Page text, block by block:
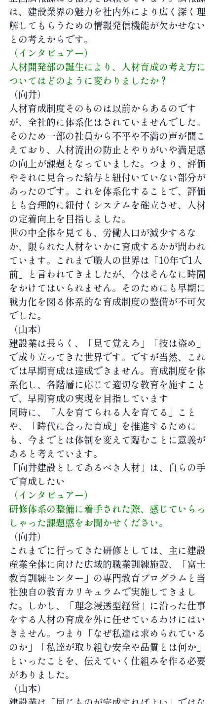
は、建設業界の魅力を社内外により広く深く理
解してもらうための情報発信機能が欠かせない
との考えからです。
（インタビュアー）
人材開発部の誕生により、人材育成の考え方に
ついてはどのように変わりましたか？
（向井）
人材育成制度そのものは以前からあるのです
が、全社的に体系化はされていませんでした。
そのため一部の社員から不平や不満の声が聞こ
えており、人材流出の防止とやりがいや満足感
の向上が課題となっていました。つまり、評価
やそれに見合った給与と紐付いていない部分が
あったのです。これを体系化することで、評価
とも合理的に紐付くシステムを確立させ、人材
の定着向上を目指しました。
世の中全体を見ても、労働人口が減少するな
か、限られた人材をいかに育成するかが問われ
ています。これまで職人の世界は「10年で1人
前」と言われてきましたが、今はそんなに時間
をかけてはいられません。そのためにも早期に
戦力化を図る体系的な育成制度の整備が不可欠
でした。
（山本）
建設業は長らく、「見て覚えろ」「技は盗め」
で成り立ってきた世界です。ですが当然、これ
では早期育成は達成できません。育成制度を体
系化し、各階層に応じて適切な教育を施すこと
で、早期育成の実現を目指しています
同時に、「人を育てられる人を育てる」こと
や、「時代に合った育成」を推進するために
も、今までとは体制を変えて臨むことに意義が
あると考えています。
「向井建設としてあるべき人材」は、自らの手
で育成したい
（インタビュアー）
研修体系の整備に着手された際、感じていらっ
しゃった課題感をお聞かせください。
（向井）
これまでに行ってきた研修としては、主に建設
産業全体に向けた広域的職業訓練施設、「富士
教育訓練センター」の専門教育プログラムと当
社独自の教育カリキュラムで実施してきまし
た。しかし、「理念浸透型経営」に沿った仕事
をする人材の育成を外に任せているわけにはい
きません。つまり「なぜ私達は求められている
のか」「私達が取り組む安全や品質とは何か」
といったことを、伝えていく仕組みを作る必要
がありました。
（山本）